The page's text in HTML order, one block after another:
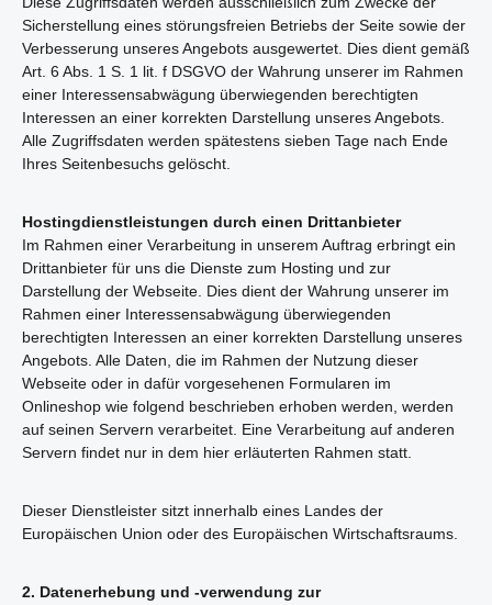
Sicherstellung eines störungsfreien Betriebs der Seite sowie der
Verbesserung unseres Angebots ausgewertet. Dies dient gemäß
Art. 6 Abs. 1 S. 1 lit. f DSGVO der Wahrung unserer im Rahmen
einer Interessensabwägung überwiegenden berechtigten
Interessen an einer korrekten Darstellung unseres Angebots.
Alle Zugriffsdaten werden spätestens sieben Tage nach Ende
Ihres Seitenbesuchs gelöscht.
Hostingdienstleistungen durch einen Drittanbieter
Im Rahmen einer Verarbeitung in unserem Auftrag erbringt ein
Drittanbieter für uns die Dienste zum Hosting und zur
Darstellung der Webseite. Dies dient der Wahrung unserer im
Rahmen einer Interessensabwägung überwiegenden
berechtigten Interessen an einer korrekten Darstellung unseres
Angebots. Alle Daten, die im Rahmen der Nutzung dieser
Webseite oder in dafür vorgesehenen Formularen im
Onlineshop wie folgend beschrieben erhoben werden, werden
auf seinen Servern verarbeitet. Eine Verarbeitung auf anderen
Servern findet nur in dem hier erläuterten Rahmen statt.
Dieser Dienstleister sitzt innerhalb eines Landes der
Europäischen Union oder des Europäischen Wirtschaftsraums.
2. Datenerhebung und -verwendung zur